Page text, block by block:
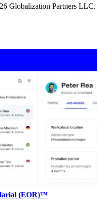
Globalization Partners LLC.
(EOR)™​​